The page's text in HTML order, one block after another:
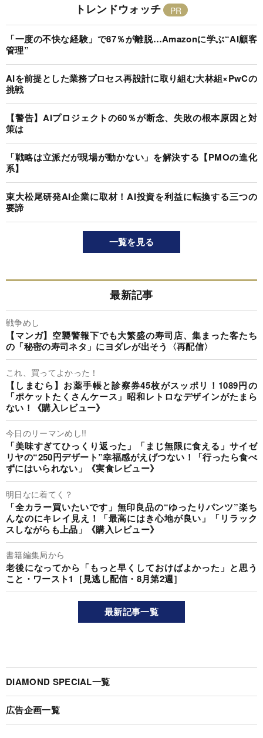
トレンドウォッチ
「一度の不快な経験」で87％が離脱…Amazonに学ぶ“AI顧客
管理”
AIを前提とした業務プロセス再設計に取り組む大林組×PwCの
挑戦
【警告】AIプロジェクトの60％が断念、失敗の根本原因と対
策は
「戦略は立派だが現場が動かない」を解決する【PMOの進化
系】
東大松尾研発AI企業に取材！AI投資を利益に転換する三つの
要諦
一覧を見る
最新記事
戦争めし
【マンガ】空襲警報下でも大繁盛の寿司店、集まった客たち
の「秘密の寿司ネタ」にヨダレが出そう〈再配信〉
これ、買ってよかった！
【しまむら】お薬手帳と診察券45枚がスッポリ！1089円の
「ポケットたくさんケース」昭和レトロなデザインがたまら
ない！《購入レビュー》
今日のリーマンめし!!
「美味すぎてひっくり返った」「まじ無限に食える」サイゼ
リヤの“250円デザート”幸福感がえげつない！「行ったら食べ
ずにはいられない」《実食レビュー》
明日なに着てく？
「全カラー買いたいです」無印良品の“ゆったりパンツ”楽ち
んなのにキレイ見え！「最高にはき心地が良い」「リラック
スしながらも上品」《購入レビュー》
書籍編集局から
老後になってから「もっと早くしておけばよかった」と思う
こと・ワースト1［見逃し配信・8月第2週］
最新記事一覧
DIAMOND SPECIAL一覧
広告企画一覧